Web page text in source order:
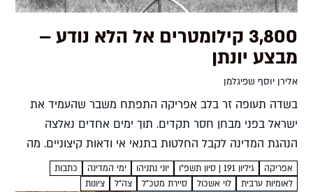
3,800 קילומטרים אל הלא נודע –
מבצע יונתן
אלירן יוסף שפיגלמן
בשדה תעופה זר בלב אפריקה התפתח משבר שהעמיד את
ישראל בפני מבחן חסר תקדים. תוך ימים אחדים נאלצה
הנהגת המדינה לקבל החלטות בתנאי אי ודאות קיצוניים. מה
שהתרחש בפועל הפך לאחד המבצעים הנועזים בתולדותיה
אלירן...
אפריקה גיליון 191 | סיון תשפ"ו יוני נתניהו ימי המדינה
כתבות
לאומיות ערבית
לוי אשכול סיירת מטכ"ל צה"ל ציונות